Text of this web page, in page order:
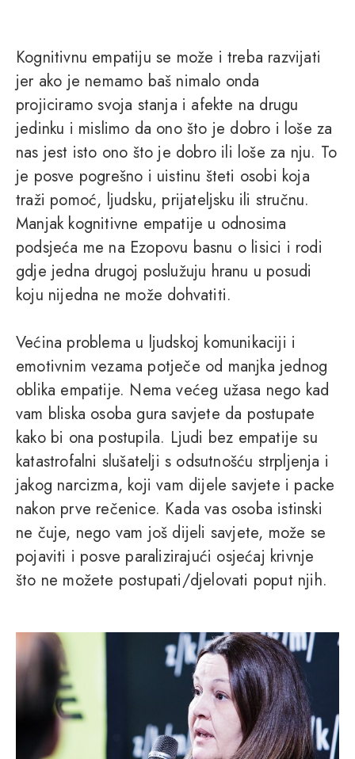
Kognitivnu empatiju se može i treba razvijati
jer ako je nemamo baš nimalo onda
projiciramo svoja stanja i afekte na drugu
jedinku i mislimo da ono što je dobro i loše za
nas jest isto ono što je dobro ili loše za nju. To
je posve pogrešno i uistinu šteti osobi koja
traži pomoć, ljudsku, prijateljsku ili stručnu.
Manjak kognitivne empatije u odnosima
podsjeća me na Ezopovu basnu o lisici i rodi
gdje jedna drugoj poslužuju hranu u posudi
koju nijedna ne može dohvatiti.
Većina problema u ljudskoj komunikaciji i
emotivnim vezama potječe od manjka jednog
oblika empatije. Nema većeg užasa nego kad
vam bliska osoba gura savjete da postupate
kako bi ona postupila. Ljudi bez empatije su
katastrofalni slušatelji s odsutnošću strpljenja i
jakog narcizma, koji vam dijele savjete i packe
nakon prve rečenice. Kada vas osoba istinski
ne čuje, nego vam još dijeli savjete, može se
pojaviti i posve paralizirajući osjećaj krivnje
što ne možete postupati/djelovati poput njih.